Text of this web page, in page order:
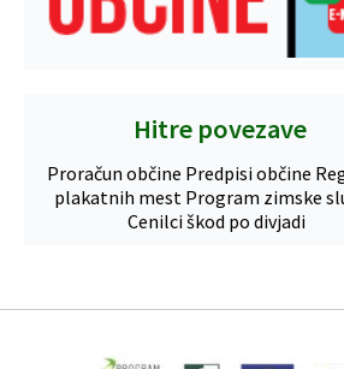
Hitre povezave
Proračun občine Predpisi občine
plakatnih mest Program zimske
Cenilci škod po divjadi